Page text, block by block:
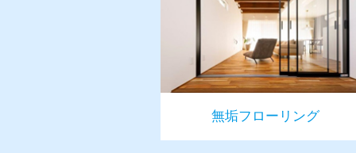
無垢フローリング